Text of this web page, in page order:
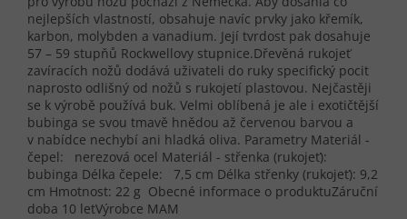
nejlepších vlastností, obsahuje navíc prvky jako křemík,
karbon, molybden a vanadium. Její tvrdost pak dosahuje
57 – 59 stupňů Rockwellovy stupnice.Dřevěná rukojeť
zavíracích nožů dodává uživateli do ruky specifický pocit
naprosto odlišný od nožů s rukojetí plastovou. Nejčastěji
se k výrobě používá buk. Velmi oblíbená je ale i exotičtější
bubinga se svou tmavě hnědou až červenou barvou a
v nabídce nechybí ani hladká oliva. Parametry Materiál -
čepel: nerezová ocel Materiál - střenka (rukojeť):
bubinga Délka čepele: 7,5 cm Délka střenky (rukojeť): 9,2
cm Hmotnost: 22 g Obecné informace o produktuZáruční
doba 10 letVýrobce MAM